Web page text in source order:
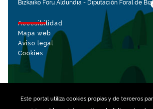
Este portal utiliza cookiespropias y de terceros
Bizkaiko Foru Aldundia - Diputación Foral de
Accesibilidad
Mapa web
Aviso legal
Cookies